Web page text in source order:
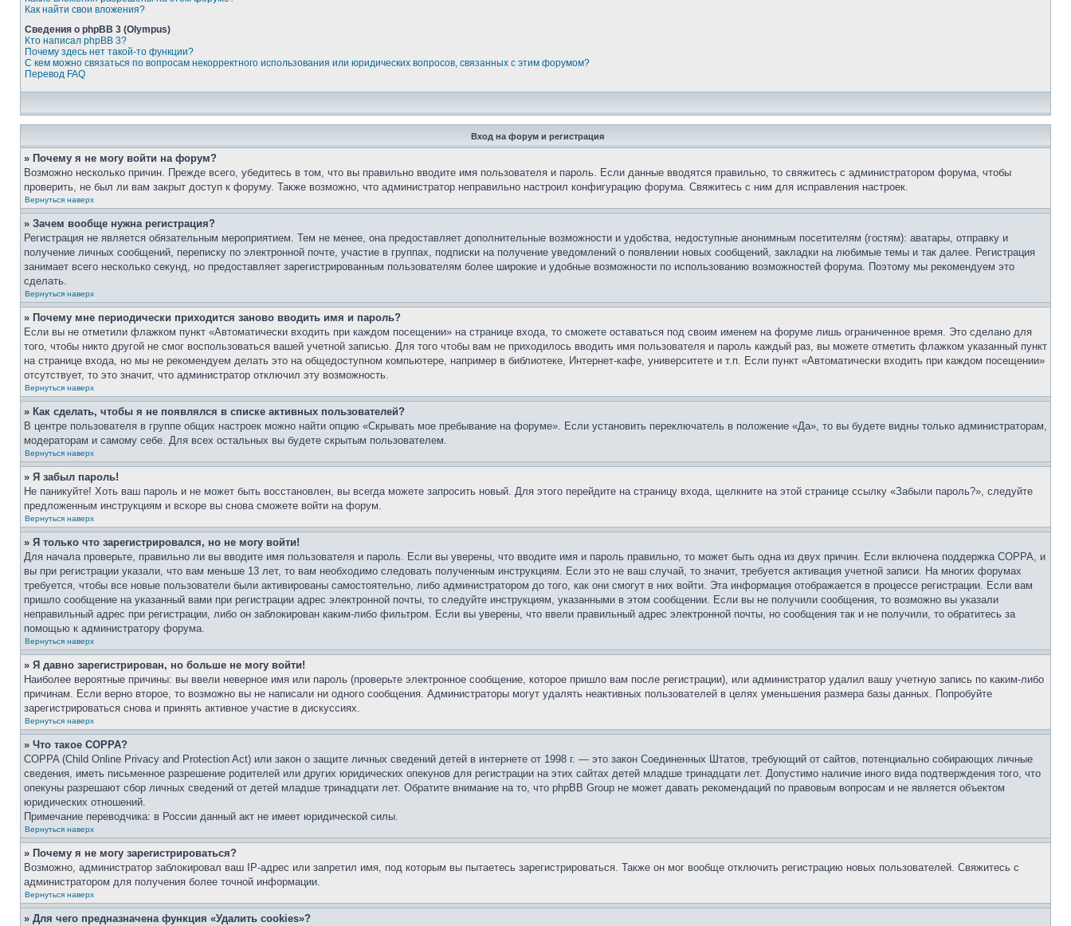
Как найти свои вложения?
Сведения о phpBB 3 (Olympus)
Кто написал phpBB 3?
Почему здесь нет такой-то функции?
С кем можно связаться по вопросам некорректного использования или юридических вопросов, связанных с этим форумом?
Перевод FAQ
Вход на форум и регистрация
» Почему я не могу войти на форум?
Возможно несколько причин. Прежде всего, убедитесь в том, что вы правильно вводите имя пользователя и пароль. Если данные вводятся правильно, то свяжитесь с администратором форума, чтобы
проверить, не был ли вам закрыт доступ к форуму. Также возможно, что администратор неправильно настроил конфигурацию форума. Свяжитесь с ним для исправления настроек.
Вернуться наверх
» Зачем вообще нужна регистрация?
Регистрация не является обязательным мероприятием. Тем не менее, она предоставляет дополнительные возможности и удобства, недоступные анонимным посетителям (гостям): аватары, отправку и
получение личных сообщений, переписку по электронной почте, участие в группах, подписки на получение уведомлений о появлении новых сообщений, закладки на любимые темы и так далее. Регистрация
занимает всего несколько секунд, но предоставляет зарегистрированным пользователям более широкие и удобные возможности по использованию возможностей форума. Поэтому мы рекомендуем это
сделать.
Вернуться наверх
» Почему мне периодически приходится заново вводить имя и пароль?
Если вы не отметили флажком пункт «Автоматически входить при каждом посещении» на странице входа, то сможете оставаться под своим именем на форуме лишь ограниченное время. Это сделано для
того, чтобы никто другой не смог воспользоваться вашей учетной записью. Для того чтобы вам не приходилось вводить имя пользователя и пароль каждый раз, вы можете отметить флажком указанный пункт
на странице входа, но мы не рекомендуем делать это на общедоступном компьютере, например в библиотеке, Интернет-кафе, университете и т.п. Если пункт «Автоматически входить при каждом посещении»
отсутствует, то это значит, что администратор отключил эту возможность.
Вернуться наверх
» Как сделать, чтобы я не появлялся в списке активных пользователей?
В центре пользователя в группе общих настроек можно найти опцию «Скрывать мое пребывание на форуме». Если установить переключатель в положение «Да», то вы будете видны только администраторам,
модераторам и самому себе. Для всех остальных вы будете скрытым пользователем.
Вернуться наверх
» Я забыл пароль!
Не паникуйте! Хоть ваш пароль и не может быть восстановлен, вы всегда можете запросить новый. Для этого перейдите на страницу входа, щелкните на этой странице ссылку «Забыли пароль?», следуйте
предложенным инструкциям и вскоре вы снова сможете войти на форум.
Вернуться наверх
» Я только что зарегистрировался, но не могу войти!
Для начала проверьте, правильно ли вы вводите имя пользователя и пароль. Если вы уверены, что вводите имя и пароль правильно, то может быть одна из двух причин. Если включена поддержка COPPA, и
вы при регистрации указали, что вам меньше 13 лет, то вам необходимо следовать полученным инструкциям. Если это не ваш случай, то значит, требуется активация учетной записи. На многих форумах
требуется, чтобы все новые пользователи были активированы самостоятельно, либо администратором до того, как они смогут в них войти. Эта информация отображается в процессе регистрации. Если вам
пришло сообщение на указанный вами при регистрации адрес электронной почты, то следуйте инструкциям, указанными в этом сообщении. Если вы не получили сообщения, то возможно вы указали
неправильный адрес при регистрации, либо он заблокирован каким-либо фильтром. Если вы уверены, что ввели правильный адрес электронной почты, но сообщения так и не получили, то обратитесь за
помощью к администратору форума.
Вернуться наверх
» Я давно зарегистрирован, но больше не могу войти!
Наиболее вероятные причины: вы ввели неверное имя или пароль (проверьте электронное сообщение, которое пришло вам после регистрации), или администратор удалил вашу учетную запись по каким-либо
причинам. Если верно второе, то возможно вы не написали ни одного сообщения. Администраторы могут удалять неактивных пользователей в целях уменьшения размера базы данных. Попробуйте
зарегистрироваться снова и принять активное участие в дискуссиях.
Вернуться наверх
» Что такое COPPA?
COPPA (Child Online Privacy and Protection Act) или закон о защите личных сведений детей в интернете от 1998 г. — это закон Соединенных Штатов, требующий от сайтов, потенциально собирающих личные
сведения, иметь письменное разрешение родителей или других юридических опекунов для регистрации на этих сайтах детей младше тринадцати лет. Допустимо наличие иного вида подтверждения того, что
опекуны разрешают сбор личных сведений от детей младше тринадцати лет. Обратите внимание на то, что phpBB Group не может давать рекомендаций по правовым вопросам и не является объектом
юридических отношений.
Примечание переводчика: в России данный акт не имеет юридической силы.
Вернуться наверх
» Почему я не могу зарегистрироваться?
Возможно, администратор заблокировал ваш IP-адрес или запретил имя, под которым вы пытаетесь зарегистрироваться. Также он мог вообще отключить регистрацию новых пользователей. Свяжитесь с
администратором для получения более точной информации.
Вернуться наверх
» Для чего предназначена функция «Удалить cookies»?